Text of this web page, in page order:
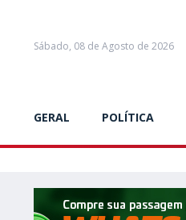
Sábado, 08 de Agosto de 2026
GERAL POLÍTICA